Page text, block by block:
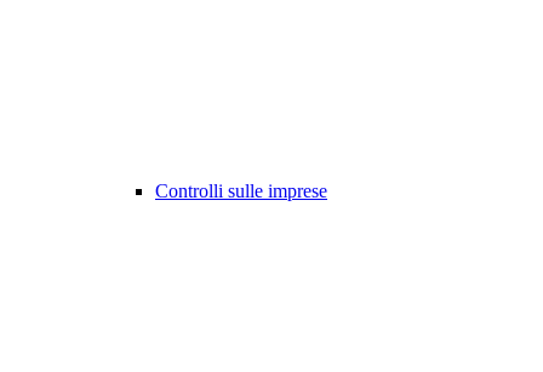
Controlli sulle imprese